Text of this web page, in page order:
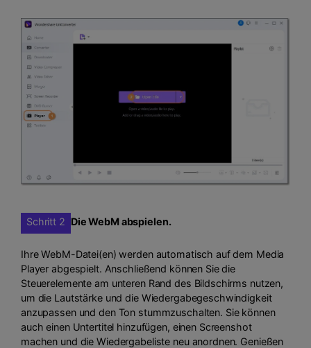
Schritt 2 Die WebM abspielen.
Ihre WebM-Datei(en) werden automatisch auf dem Media
Player abgespielt. Anschließend können Sie die
Steuerelemente am unteren Rand des Bildschirms nutzen,
um die Lautstärke und die Wiedergabegeschwindigkeit
anzupassen und den Ton stummzuschalten. Sie können
auch einen Untertitel hinzufügen, einen Screenshot
machen und die Wiedergabeliste neu anordnen. Genießen